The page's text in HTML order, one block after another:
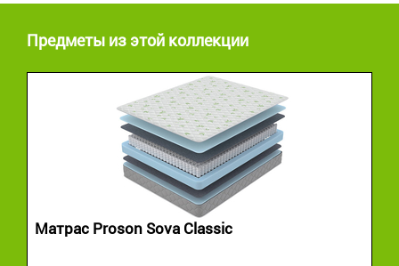
Предметы из этой коллекции
Матрас Proson Sova Classic